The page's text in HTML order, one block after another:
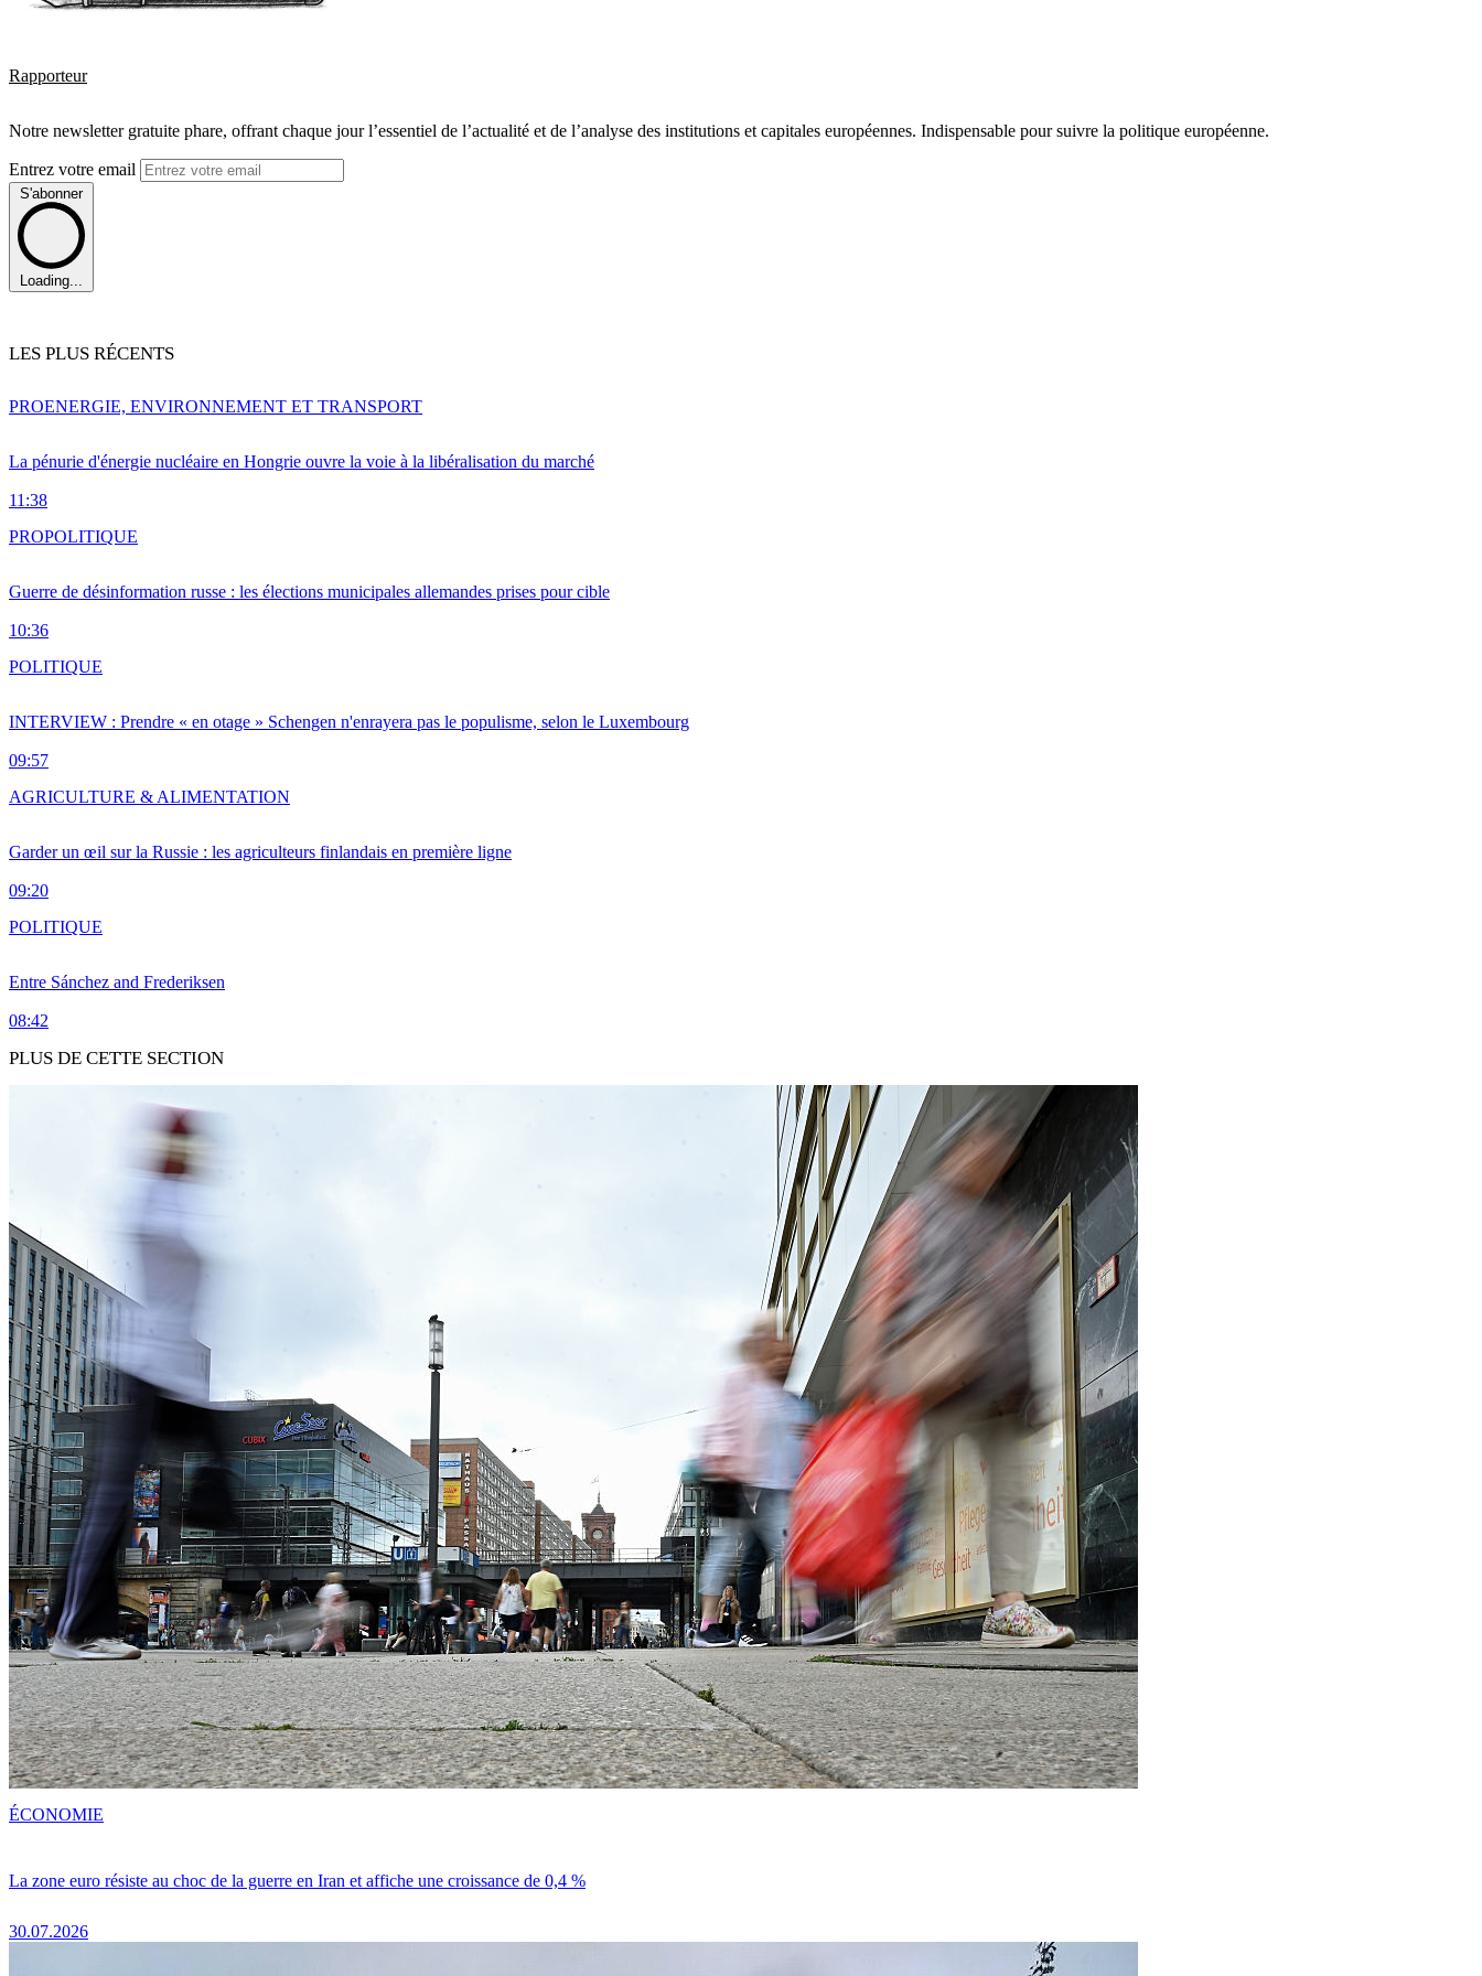
Rapporteur
Notre newsletter gratuite phare, offrant chaque jour l’essentiel de l’actualité et de l’analyse des institutions et capitales européennes. Indispensable pour suivre la politique européenne.
Entrez votre email
S'abonner
Loading...
LES PLUS RÉCENTS
La pénurie d'énergie nucléaire en Hongrie ouvre la voie à la libéralisation du marché
11:38
PROENERGIE, ENVIRONNEMENT ET TRANSPORT
Guerre de désinformation russe : les élections municipales allemandes prises pour cible
10:36
PROPOLITIQUE
INTERVIEW : Prendre « en otage » Schengen n'enrayera pas le populisme, selon le Luxembourg
09:57
POLITIQUE
Garder un œil sur la Russie : les agriculteurs finlandais en première ligne
09:20
AGRICULTURE & ALIMENTATION
Entre Sánchez and Frederiksen
08:42
POLITIQUE
PLUS DE CETTE SECTION
La zone euro résiste au choc de la guerre en Iran et affiche une croissance de 0,4 %
30.07.2026
ÉCONOMIE